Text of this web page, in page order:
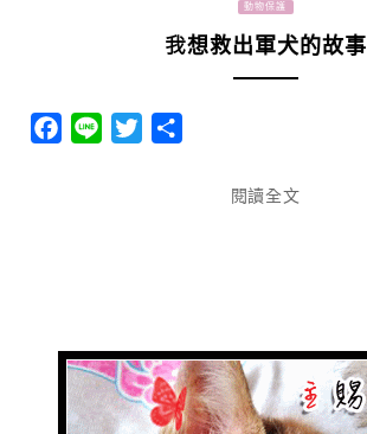
動物保護
我想救出軍犬的故事
Facebook
Line Twitter
閱讀全文